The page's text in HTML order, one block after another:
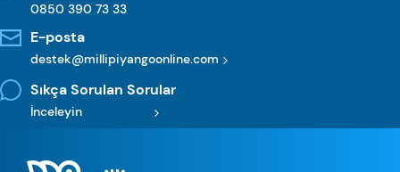
0850 390 73 33
E-posta
destek@millipiyangoonline.com
Sıkça Sorulan Sorular
İnceleyin